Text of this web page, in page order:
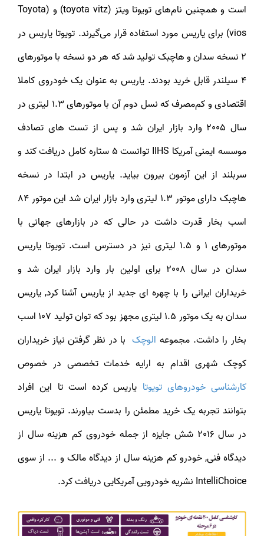
است و همچنین نام‌های تویوتا ویتز (toyota vitz) و (Toyota
vios) برای یاریس مورد استفاده قرار می‌گیرند. تویوتا یاریس در
2 نسخه سدان و هاچبک تولید شد که هر دو نسخه با موتورهای
4 سیلندر قابل خرید بودند. یاریس به عنوان یک خودروی کاملا
اقتصادی و کم‌مصرف که نسل دوم آن با موتور‌های 1.3 لیتری در
سال 2005 وارد بازار ایران شد و پس از تست های تصادف
موسسه ایمنی آمریکا IIHS توانست 5 ستاره کامل دریافت کند و
سربلند از این آزمون بیرون بیاید. یاریس در ابتدا در نسخه
هاچبک دارای موتور 1.3 لیتری وارد بازار ایران شد این موتور 84
اسب بخار قدرت داشت در حالی که در بازار‌های جهانی با
موتورهای 1 و 1.5 لیتری نیز در دسترس است. تویوتا یاریس
سدان در سال 2008 برای اولین بار وارد بازار ایران شد و
خریداران ایرانی را با چهره ای جدید از یاریس آشنا کرد, یاریس
سدان به یک موتور 1.5 لیتری مجهز بود که توان تولید 107 اسب
بخار را داشت. مجموعهالوچکبا در نظر گرفتن نیاز خریداران
کوچک شهری اقدام به ارایه خدمات تخصصی در خصوص
کارشناسی خودرو‌های تویوتایاریس کرده است تا این افراد
بتوانند تجربه یک خرید مطمئن را بدست بیاورند. تویوتا یاریس
در سال 2016 شش جایزه از جمله خودروی کم هزینه سال از
دیدگاه فنی, خودرو کم هزینه سال از دیدگاه مالک و ... از سوی
IntelliChoice نشریه خودرویی آمریکایی دریافت کرد.